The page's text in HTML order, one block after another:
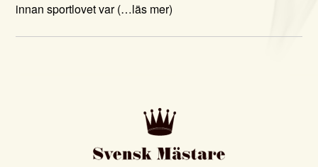
innan sportlovet var(…läs mer)